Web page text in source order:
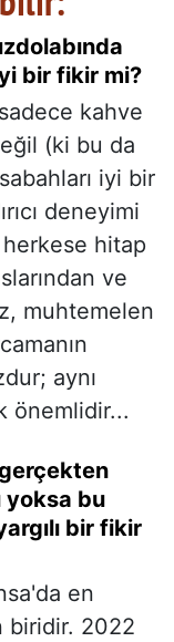
bir fikir mi?
kahve
(ki bu da
iyi bir
deneyimi
hitap
ve
muhtemelen
aynı
önemlidir...
yoksa bu
bir fikir
en
biridir. 2022